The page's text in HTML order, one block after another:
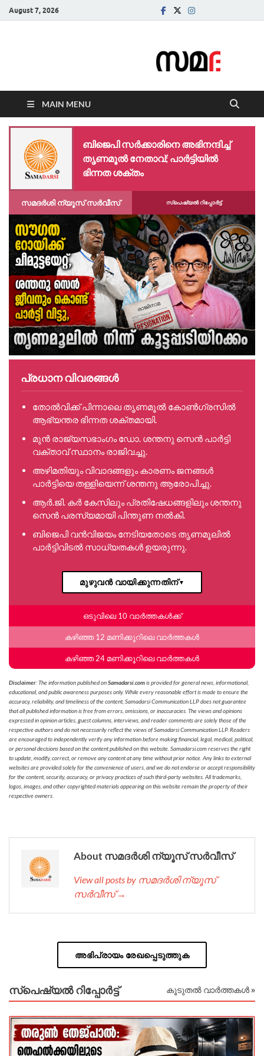
August 7, 2026
MAIN MENU
ബിജെപി സർക്കാരിനെ അഭിനന്ദിച്ച്
തൃണമൂൽ നേതാവ്; പാർട്ടിയിൽ
ഭിന്നത ശക്തം
സമദർശി ന്യൂസ് സർവീസ് സ്പെഷ്യൽ റിപ്പോര്‍ട്ട്
പ്രധാന വിവരങ്ങൾ
തോൽവിക്ക് പിന്നാലെ തൃണമൂൽ കോൺഗ്രസിൽ
ആഭ്യന്തര ഭിന്നത ശക്തമായി.
മുൻ രാജ്യസഭാംഗം ഡോ. ശന്തനു സെൻ പാർട്ടി
വക്താവ് സ്ഥാനം രാജിവച്ചു.
അഴിമതിയും വിവാദങ്ങളും കാരണം ജനങ്ങൾ
പാർട്ടിയെ തള്ളിയെന്ന് ശന്തനു ആരോപിച്ചു.
ആർ.ജി. കർ കേസിലും പ്രതിഷേധങ്ങളിലും ശന്തനു
സെൻ പരസ്യമായി പിന്തുണ നൽകി.
ബിജെപി വൻവിജയം നേടിയതോടെ തൃണമൂലിൽ
പാർട്ടിവിടൽ സാധ്യതകൾ ഉയരുന്നു.
മുഴുവൻ വായിക്കുന്നതിന്▼
ഒടുവിലെ 10 വാർത്തകൾക്ക്
കഴിഞ്ഞ 12 മണിക്കൂറിലെ വാർത്തകൾ
കഴിഞ്ഞ 24 മണിക്കൂറിലെ വാർത്തകൾ
Disclaimer: The information published onSamadarsi.comis provided for general news, informational,
educational, and public awareness purposes only. While every reasonable effort is made to ensure the
accuracy, reliability, and timeliness of the content, Samadarsi Communication LLP does not guarantee
that all published information is free from errors, omissions, or inaccuracies. The views and opinions
expressed in opinion articles, guest columns, interviews, and reader comments are solely those of the
respective authors and do not necessarily reflect the views of Samadarsi Communication LLP. Readers
are encouraged to independently verify any information before making financial, legal, medical, political,
or personal decisions based on the content published on this website. Samadarsi.com reserves the right
to update, modify, correct, or remove any content at any time without prior notice. Any links to external
websites are provided solely for the convenience of users, and we do not endorse or accept responsibility
for the content, security, accuracy, or privacy practices of such third-party websites. All trademarks,
logos, images, and other copyrighted materials appearing on this website remain the property of their
respective owners.
About സമദർശി ന്യൂസ് സർവീസ്
View all posts by സമദർശി ന്യൂസ്
സർവീസ് →
അഭിപ്രായം രേഖപ്പെടുത്തുക
സ്പെഷ്യൽ റിപ്പോര്‍ട്ട് കൂടുതൽ വാർത്തകൾ »